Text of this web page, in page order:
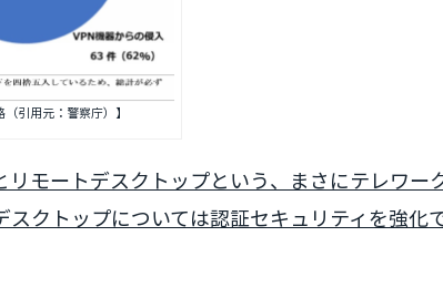
（引用元：警察庁）】
リモートデスクトップという、まさにテレワー
スクトップについては認証セキュリティを強化